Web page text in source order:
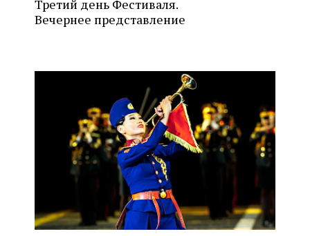
Третий день Фестиваля.
Вечернее представление